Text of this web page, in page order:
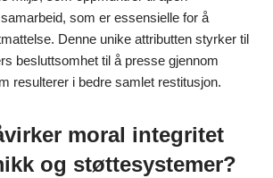
som er essensielle for å
Denne unike attributten styrker til
besluttsomhet til å presse gjennom
resulterer i bedre samlet restitusjon.
moral integritet
og støttesystemer?